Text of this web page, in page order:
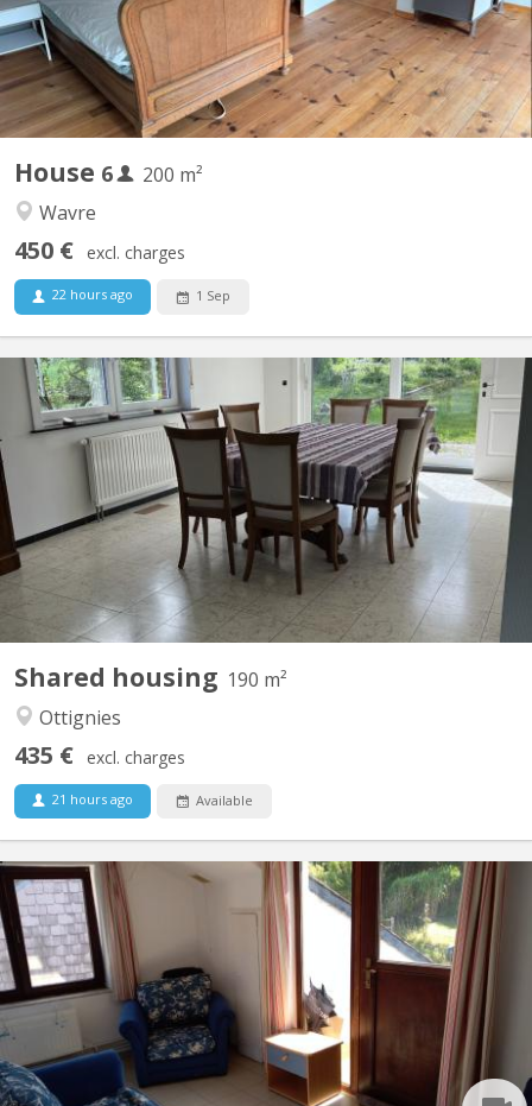
House 6
200 m²
Wavre
450 € excl. charges
22 hours ago 1 Sep
sud 🔸 Bail annuel renouvelable 🔸 Chaque maison offre...
Shared housing 190 m²
Ottignies
435 € excl. charges
21 hours ago Available
KV 2122
Premium 200 m² shared apartment in Vieusart • 200 m² of bright,
fully equipped space • Large south-facing garden + terrace • 3
spacious 18 m² bedrooms • Quiet neighborhood near Louvain-la-
Neuve • Parking spaces in front of the house 3 Rooms available
18M2 Each room is furnished, bright and...
KV 1617
Vidéo disponible ici ! Agréable maison communautaire de 6
étudiant(e)s, située à Vieusart, juste en périphérie de Louvain-la-
Neuve Domiciliation possible. Non-fumeur. Wifi gratuit. Quartier
vert et calme : 32 rue de Mèves, 1325 Corroy-le-Grand. A
partager : cuisine équipée (4 taques...